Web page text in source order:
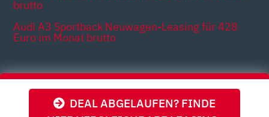
DEAL ABGELAUFEN? FINDE
brutto
Audi A3 Sportback Neuwagen-Leasing für 428
Euro im Monat brutto